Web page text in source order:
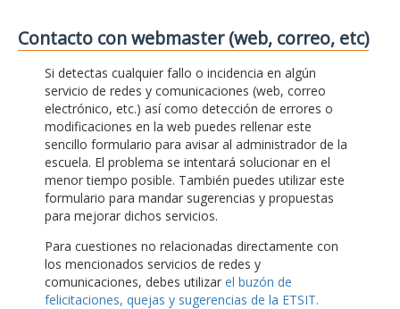
Contacto con webmaster (web, correo, etc)
Si detectas cualquier fallo o incidencia en algún
servicio de redes y comunicaciones (web, correo
electrónico, etc.) así como detección de errores o
modificaciones en la web puedes rellenar este
sencillo formulario para avisar al administrador de la
escuela. El problema se intentará solucionar en el
menor tiempo posible. También puedes utilizar este
formulario para mandar sugerencias y propuestas
para mejorar dichos servicios.
Para cuestiones no relacionadas directamente con
los mencionados servicios de redes y
comunicaciones, debes utilizar el buzón de
felicitaciones, quejas y sugerencias de la ETSIT.